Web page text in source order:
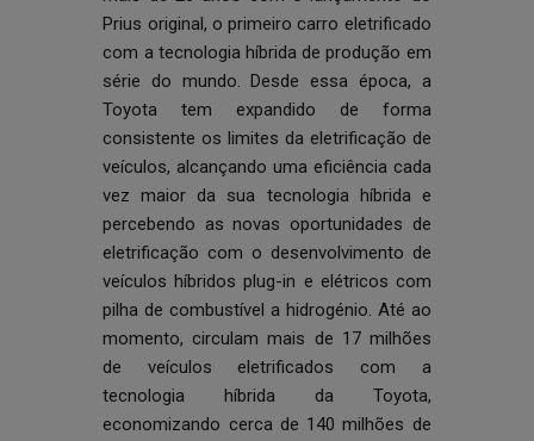
Prius original, o primeiro carro eletrificado
com a tecnologia híbrida de produção em
série do mundo. Desde essa época, a
Toyota tem expandido de forma
consistente os limites da eletrificação de
veículos, alcançando uma eficiência cada
vez maior da sua tecnologia híbrida e
percebendo as novas oportunidades de
eletrificação com o desenvolvimento de
veículos híbridos plug-in e elétricos com
pilha de combustível a hidrogénio. Até ao
momento, circulam mais de 17 milhões
de veículos eletrificados com a
tecnologia híbrida da Toyota,
economizando cerca de 140 milhões de